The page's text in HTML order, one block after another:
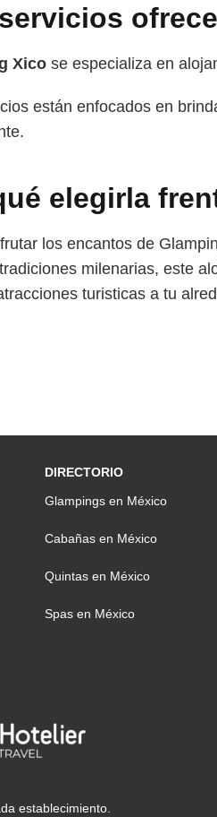
Xico se especializa en
están enfocados en
elegirla
los encantos de
milenarias, este
turisticas a tu
DIRECTORIO
Glampings en México
Cabañas en México
Quintas en México
Spas en México
establecimiento.